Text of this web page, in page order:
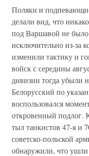
Поляки и
делали вид, что
под Варшавой не
исключительно из-за
изменили тактику и
войск с середины
дивизии тогда убыли
Белорусский по
воспользовался
откровенный подлог.
тыл танкистов 47-я и
советско-польской
обнаружили, что ушли